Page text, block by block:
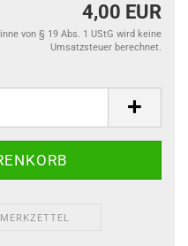
4,00 EUR
von § 19 Abs. 1 UStG wird keine
Umsatzsteuer berechnet.